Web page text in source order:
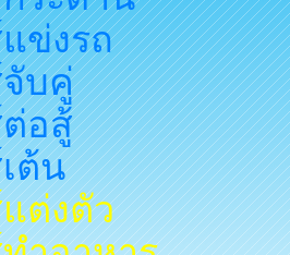
ข่งรถ
บคู่
อสู้
ต้น
ต่งตัว